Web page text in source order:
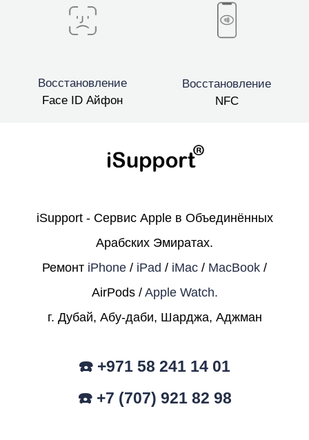
Восстановление
Face ID Айфон
Восстановление
NFC
iSupport - Сервис Apple в Объединённых
Арабских Эмиратах.
Ремонт iPhone / iPad / iMac / MacBook /
AirPods / Apple Watch.
г. Дубай, Абу-даби, Шарджа, Аджман
☎️ +971 58 241 14 01
☎️ +7 (707) 921 82 98